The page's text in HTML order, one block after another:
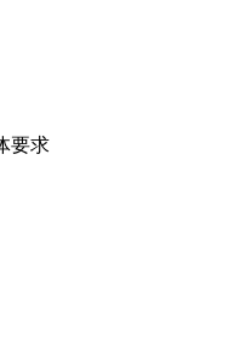
要求